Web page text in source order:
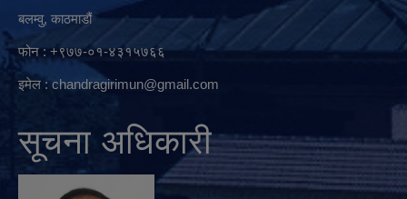
बलम्वु, काठमाडौं
फोन : +९७७-०१-४३१५७६६
इमेल :chandragirimun@gmail.com
सूचना अधिकारी